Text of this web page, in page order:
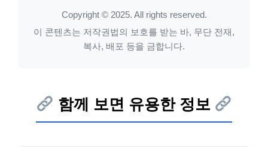
Copyright © 2025. All rights reserved.
이 콘텐츠는 저작권법의 보호를 받는 바, 무단 전재,
복사, 배포 등을 금합니다.
함께 보면 유용한 정보